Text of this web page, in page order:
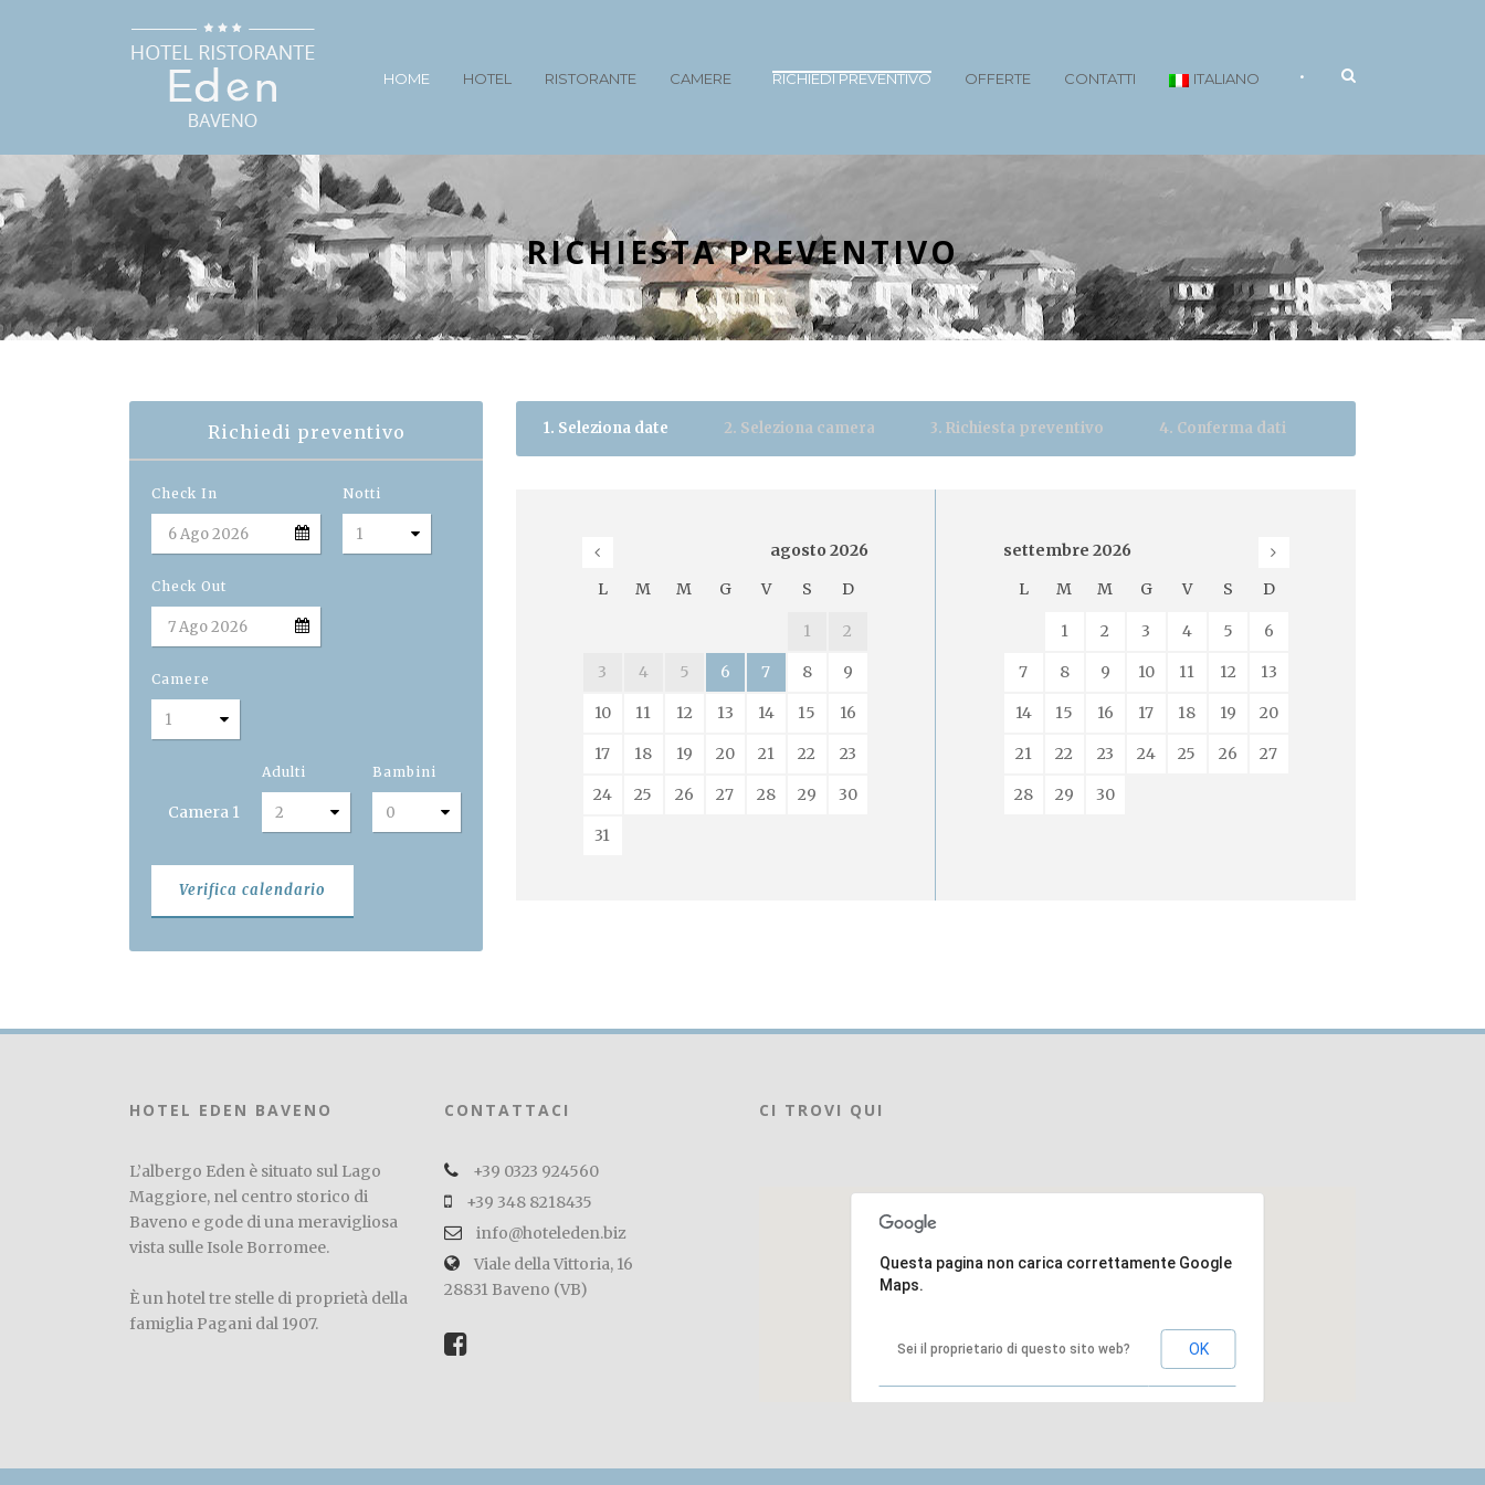
HOME HOTEL RISTORANTE CAMERE RICHIEDI PREVENTIVO OFFERTE CONTATTI ITALIANO •
RICHIESTA PREVENTIVO
Richiedi preventivo
Check In Notti
Check Out
Camere
Camera 1
Adulti Bambini
Verifica calendario
1. Seleziona date 2. Seleziona camera 3. Richiesta preventivo 4. Conferma dati
agosto 2026
L
M M G V S D
1 2
3 4 5 6 7 8 9
10 11 12 13 14 15 16
17 18 19 20 21 22 23
24 25 26 27 28 29 30
31
settembre 2026
L
M M G V S D
1 2 3 4 5 6
7 8 9 10 11 12 13
14 15 16 17 18 19 20
21 22 23 24 25 26 27
28 29 30
HOTEL EDEN BAVENO
L’albergo Eden è situato sul Lago
Maggiore, nel centro storico di
Baveno e gode di una meravigliosa
vista sulle Isole Borromee.
È un hotel tre stelle di proprietà della
famiglia Pagani dal 1907.
CONTATTACI
+39 0323 924560
+39 348 8218435
info@hoteleden.biz
Viale della Vittoria, 16
28831 Baveno (VB)
CI TROVI QUI
Questa pagina non carica correttamente Google
Maps.
Sei il proprietario di questo sito web? OK